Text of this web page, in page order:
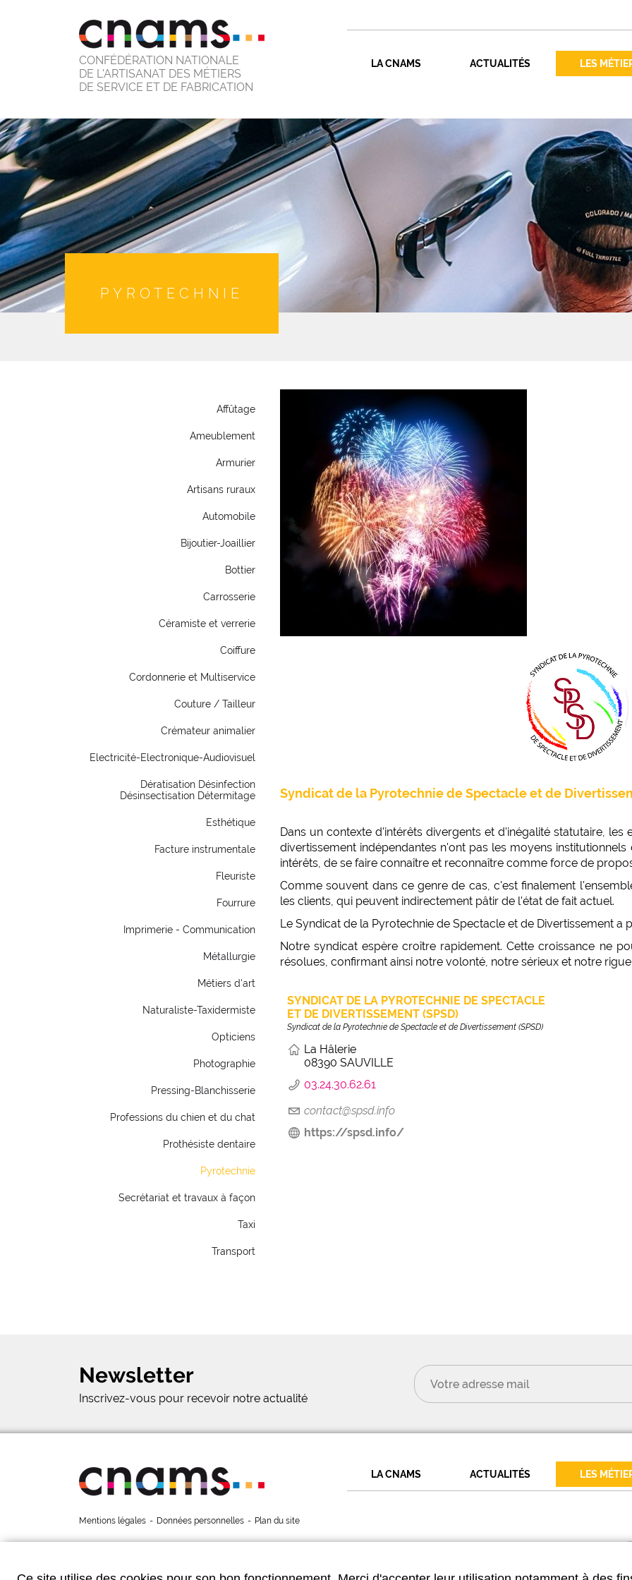
CONFÉDÉRATION NATIONALE
DE L'ARTISANAT DES MÉTIERS
DE SERVICE ET DE FABRICATION
LA CNAMS ACTUALITÉS LES
PYROTECHNIE
Syndicat de la Pyrotechnie de Spectacle et de
Dans un contexte d'intérêts divergents et d'inégalité statutaire,
divertissement indépendantes n'ont pas les moyens
intérêts, de se faire connaître et reconnaître comme force de
Comme souvent dans ce genre de cas, c'est finalement
les clients, qui peuvent indirectement pâtir de l'état de fait actuel.
Le Syndicat de la Pyrotechnie de Spectacle et de Divertissement
Notre syndicat espère croître rapidement. Cette croissance ne
résolues, confirmant ainsi notre volonté, notre sérieux et notre
SYNDICAT DE LA PYROTECHNIE DE SPECTACLE
ET DE DIVERTISSEMENT (SPSD)
Syndicat de la Pyrotechnie de Spectacle et de Divertissement (SPSD)
La Hâlerie
08390 SAUVILLE
03.24.30.62.61
contact@spsd.info
https://spsd.info/
Affûtage
Ameublement
Armurier
Artisans ruraux
Automobile
Bijoutier-Joaillier
Bottier
Carrosserie
Céramiste et verrerie
Coiffure
Cordonnerie et Multiservice
Couture / Tailleur
Crémateur animalier
Electricité-Electronique-Audiovisuel
Dératisation Désinfection
Désinsectisation Détermitage
Esthétique
Facture instrumentale
Fleuriste
Fourrure
Imprimerie - Communication
Métallurgie
Métiers d'art
Naturaliste-Taxidermiste
Opticiens
Photographie
Pressing-Blanchisserie
Professions du chien et du chat
Prothésiste dentaire
Pyrotechnie
Secrétariat et travaux à façon
Taxi
Transport
Newsletter
Inscrivez-vous pour recevoir notre actualité
Mentions légales - Données personnelles - Plan du site
LA CNAMS ACTUALITÉS LES